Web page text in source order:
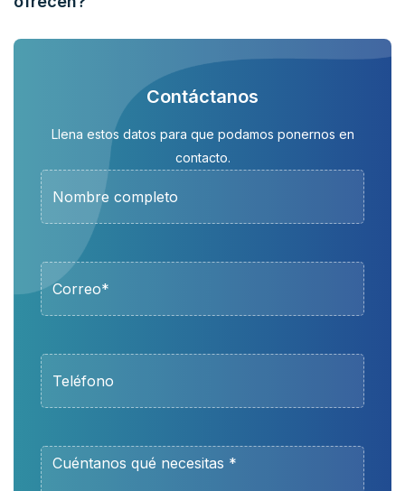
Contáctanos
Llena estos datos para que podamos ponernos en
contacto.